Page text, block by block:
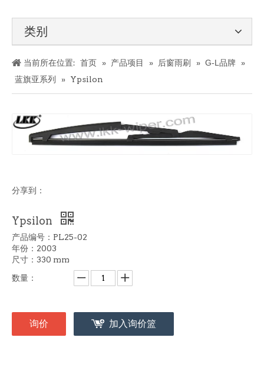
类别
当前所在位置: 首页 » 产品项目 » 后窗雨刷 » G-L品牌
»
蓝旗亚系列
» Ypsilon
分享到：
Ypsilon
产品编号：PL25-02
年份：2003
尺寸：330 mm
数量：
询价 加入询价篮